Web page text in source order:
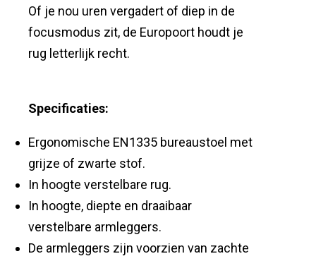
Of je nou uren vergadert of diep in de
focusmodus zit, de Europoort houdt je
rug letterlijk recht.
Specificaties:
Ergonomische EN1335 bureaustoel met
grijze of zwarte stof.
In hoogte verstelbare rug.
In hoogte, diepte en draaibaar
verstelbare armleggers.
De armleggers zijn voorzien van zachte